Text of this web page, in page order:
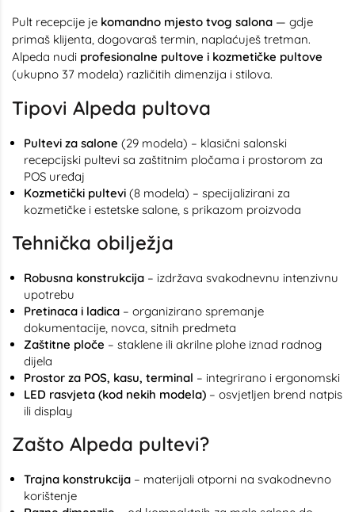
Pult recepcije je komandno mjesto tvog salona — gdje
primaš klijenta, dogovaraš termin, naplaćuješ tretman.
Alpeda nudi profesionalne pultove i kozmetičke pultove
(ukupno 37 modela) različitih dimenzija i stilova.
Tipovi Alpeda pultova
Pultevi za salone (29 modela) – klasični salonski
recepcijski pultevi sa zaštitnim pločama i prostorom za
POS uređaj
Kozmetički pultevi (8 modela) – specijalizirani za
kozmetičke i estetske salone, s prikazom proizvoda
Tehnička obilježja
Robusna konstrukcija – izdržava svakodnevnu intenzivnu
upotrebu
Pretinaca i ladica – organizirano spremanje
dokumentacije, novca, sitnih predmeta
Zaštitne ploče – staklene ili akrilne plohe iznad radnog
dijela
Prostor za POS, kasu, terminal – integrirano i ergonomski
LED rasvjeta (kod nekih modela) – osvjetljen brend natpis
ili display
Zašto Alpeda pultevi?
Trajna konstrukcija – materijali otporni na svakodnevno
korištenje